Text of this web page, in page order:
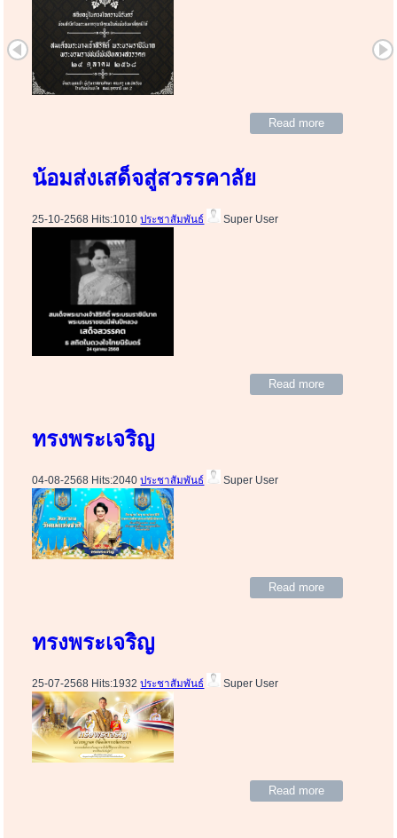
Read more
น้อมส่งเสด็จสู่สวรรคาลัย
25-10-2568 Hits:1010ประชาสัมพันธ์ Super User
Read more
ทรงพระเจริญ
04-08-2568 Hits:2040ประชาสัมพันธ์ Super User
Read more
ทรงพระเจริญ
25-07-2568 Hits:1932ประชาสัมพันธ์ Super User
Read more